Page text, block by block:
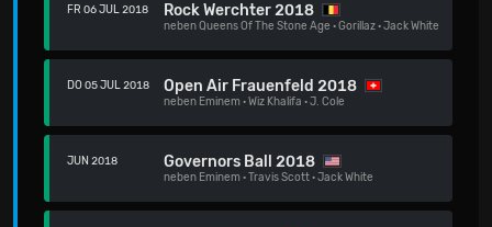
FR 06 JUL 2018 Rock Werchter 2018
nebenQueens Of The Stone Age ·Gorillaz·Jack White
DO 05 JUL 2018 Open Air Frauenfeld 2018
neben Eminem ·Wiz Khalifa ·J. Cole
JUN 2018 Governors Ball 2018
neben Eminem ·Travis Scott·Jack White